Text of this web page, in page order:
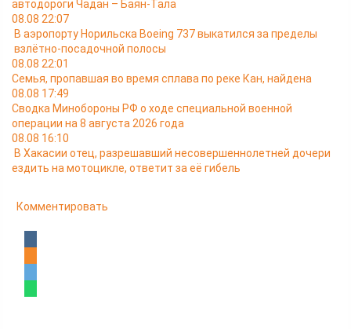
автодороги Чадан – Баян-Тала
08.08 22:07
В аэропорту Норильска Boeing 737 выкатился за пределы
взлётно-посадочной полосы
08.08 22:01
Семья, пропавшая во время сплава по реке Кан, найдена
08.08 17:49
Сводка Минобороны РФ о ходе специальной военной
операции на 8 августа 2026 года
08.08 16:10
В Хакасии отец, разрешавший несовершеннолетней дочери
ездить на мотоцикле, ответит за её гибель
Комментировать